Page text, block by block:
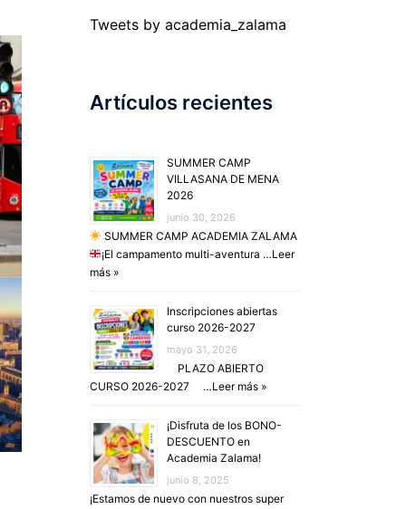
Tweets by academia_zalama
Artículos recientes
SUMMER CAMP
VILLASANA DE MENA
2026
junio 30, 2026
SUMMER CAMP ACADEMIA ZALAMA
¡El campamento multi-aventura …Leer
más »
Inscripciones abiertas
curso 2026-2027
mayo 31, 2026
PLAZO ABIERTO
CURSO 2026-2027 …Leer más »
¡Disfruta de los BONO-
DESCUENTO en
Academia Zalama!
junio 8, 2025
¡Estamos de nuevo con nuestros super